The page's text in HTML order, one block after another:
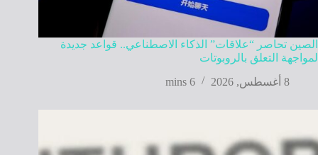
الصين تحاصر “علاقات” الذكاء الاصطناعي.. قواعد جديدة
لمواجهة التعلق بالروبوتات
8 أغسطس, 2026
6 mins